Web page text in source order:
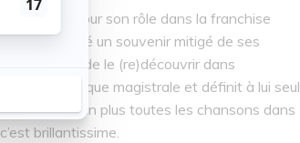
Connu pour son rôle dans la franchise
avait laissé un souvenir mitigé de ses
attendez de le (re)découvrir dans
plus que magistrale et définit à lui seul
Il chante en plus toutes les chansons dans
brillantissime.